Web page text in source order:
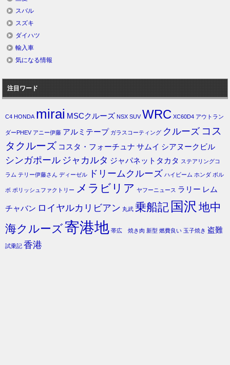
スバル
スズキ
ダイハツ
輸入車
気になる情報
注目ワード
C4 HONDA mirai MSCクルーズ NSX SUV WRC XC60D4 アウトラン
ダーPHEV アニー伊藤 アルミテープ ガラスコーティング クルーズ コス
タクルーズ コスタ・フォーチュナ サムイ シアヌークビル
シンガポール ジャカルタ ジャパネットタカタ ステアリングコ
ラム テリー伊藤さん ディーゼル ドリームクルーズ ハイビーム ホンダ ボル
ボ ポリッシュファクトリー メラビリア ヤフーニュース ラリー レム
チャバン ロイヤルカリビアン 丸武 乗船記 国沢 地中
海クルーズ寄港地 帯広 焼き肉 新型 燃費良い 玉子焼き 盗難
試乗記 香港